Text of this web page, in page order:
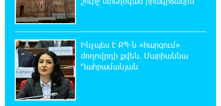
ստեղծում. Հրայր Կամենդատյան
18:59:05 8-08-2026
Երևանի Կենտրոնում փոշու
պարունակությունը գրեթե ամբողջ շաբաթ
գերազանցել է թույլատրելի սահմանը
18:40:08 8-08-2026
Իրանը պատրաստ է բացել Հորմուզի
Ինչպես է ՔՊ-ն «հարգում»
ժողովրդի քվեն. Մարիաննա
Ղահրամանյան